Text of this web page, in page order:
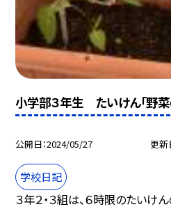
小学部３年生 たいけん「野菜
公開日 2024/05/27 更新
学校日記
３年２・３組は、６時限のたいけ